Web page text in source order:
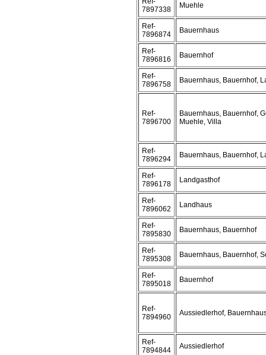
7897338
Muehle
Ref-
7896874
Bauernhaus
Ref-
7896816
Bauernhof
Ref-
7896758
Bauernhaus, Bauernhof,
Ref-
7896700
Bauernhaus, Bauernhof,
Muehle, Villa
Ref-
7896294
Bauernhaus, Bauernhof,
Ref-
7896178
Landgasthof
Ref-
7896062
Landhaus
Ref-
7895830
Bauernhaus, Bauernhof
Ref-
7895308
Bauernhaus, Bauernhof,
Ref-
7895018
Bauernhof
Ref-
7894960
Aussiedlerhof,
Ref-
7894844
Aussiedlerhof